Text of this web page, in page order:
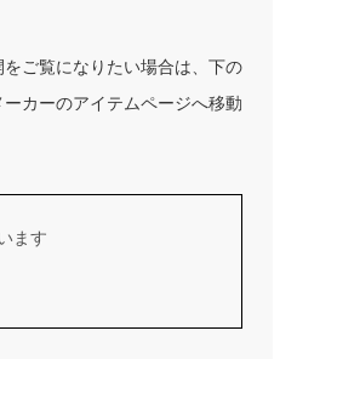
ご覧になりたい場合は、下の
ーカーのアイテムページへ移動
ます